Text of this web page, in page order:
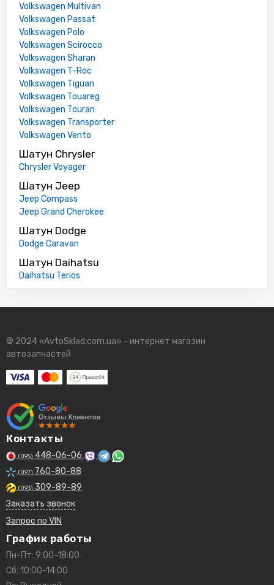
Volkswagen Multivan
Volkswagen Passat
Volkswagen Polo
Volkswagen Scirocco
Volkswagen Sharan
Volkswagen T-Roc
Volkswagen Tiguan
Volkswagen Touareg
Volkswagen Touran
Volkswagen Transporter
Volkswagen Vento
Шатун Chrysler
Chrysler Voyager
Шатун Jeep
Jeep Compass
Jeep Grand Cherokee
Шатун Dodge
Dodge Caravan
Шатун Daihatsu
Daihatsu Terios
© 2024 «AvtoSklad.com.ua» - интернет магазин
автозапчастей
Контакты
(095) 448-06-06
(097) 760-80-88
(093) 309-89-89
Заказать звонок
Запрос по VIN
График работы
Пн-Пт: 9:00-18:00
Сб: 10:00-14:00